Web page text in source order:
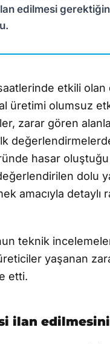
edilmesi
etkili olan
üretimi olumsuz
zarar gören
hasar oluştuğu
dolu
amacıyla detaylı
teknik
yaşanan
etti.
ilan